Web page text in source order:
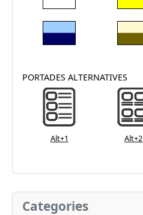
PORTADES ALTERNATIVES
Alt+1 Alt+2
Categories